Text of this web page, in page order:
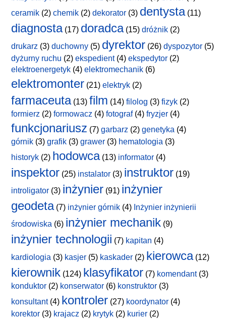
ceramik (2) chemik (2) dekorator (3) dentysta(11)
diagnosta(17) doradca(15) dróżnik (2)
drukarz (3) duchowny (5) dyrektor (26) dyspozytor (5)
dyżurny ruchu (2) ekspedient(4) ekspedytor (2)
elektroenergetyk (4) elektromechanik (6)
elektromonter (21) elektryk (2)
farmaceuta(13) film (14) filolog (3) fizyk (2)
formierz (2) formowacz (4) fotograf(4) fryzjer (4)
funkcjonariusz (7) garbarz (2) genetyka (4)
górnik (3) grafik (3) grawer (3) hematologia (3)
historyk (2) hodowca(13) informator (4)
inspektor (25) instalator (3) instruktor (19)
introligator (3) inżynier (91) inżynier
geodeta(7) inżynier górnik (4) Inżynier inżynierii
środowiska (6) inżynier mechanik (9)
inżynier technologii (7) kapitan (4)
kardiologia (3) kasjer (5) kaskader (2) kierowca(12)
kierownik (124) klasyfikator (7) komendant(3)
konduktor (2) konserwator (6) konstruktor (3)
konsultant(4) kontroler (27) koordynator (4)
korektor (3) krajacz (2) krytyk (2) kurier (2)